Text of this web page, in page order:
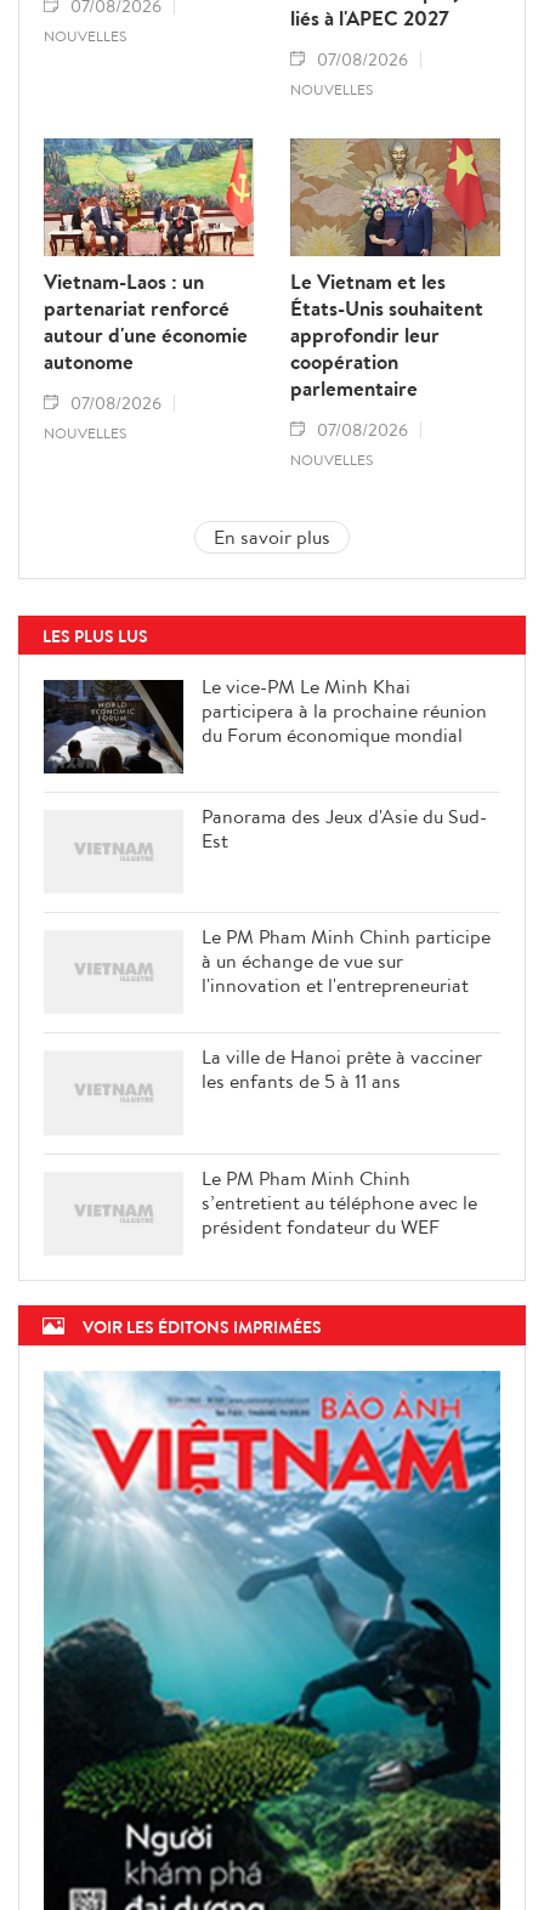
07/08/2026
NOUVELLES
liés à l'APEC 2027
07/08/2026
NOUVELLES
Vietnam-Laos : un
partenariat renforcé
autour d'une économie
autonome
07/08/2026
NOUVELLES
Le Vietnam et les
États-Unis souhaitent
approfondir leur
coopération
parlementaire
07/08/2026
NOUVELLES
En savoir plus
LES PLUS LUS
Le vice-PM Le Minh Khai
participera à la prochaine réunion
du Forum économique mondial
Panorama des Jeux d'Asie du Sud-
Est
Le PM Pham Minh Chinh participe
à un échange de vue sur
l'innovation et l'entrepreneuriat
La ville de Hanoi prête à vacciner
les enfants de 5 à 11 ans
Le PM Pham Minh Chinh
s’entretient au téléphone avec le
président fondateur du WEF
VOIR LES ÉDITONS IMPRIMÉES